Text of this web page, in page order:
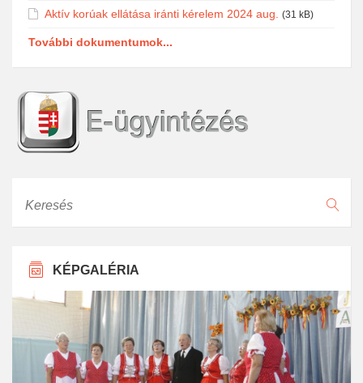
Aktív korúak ellátása iránti kérelem 2024 aug. (31 kB)
További dokumentumok...
KÉPGALÉRIA